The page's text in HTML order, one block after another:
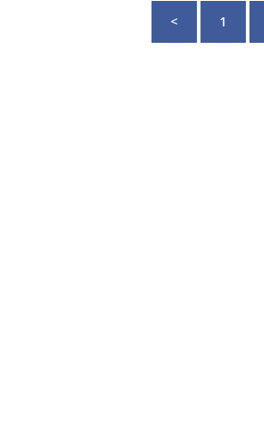
< 1